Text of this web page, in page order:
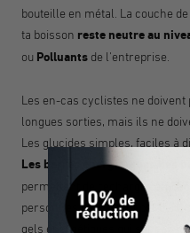
bouteille en métal. La couche
ta boisson reste neutre au
ou Polluants de l'entreprise.
Les en-cas cyclistes ne
longues sorties, mais ils ne
Les glucides simples, faciles à
Les barres énergétiques, les
permettent de recharger
personnes qui partent pendant
gels énergétiques qui sont